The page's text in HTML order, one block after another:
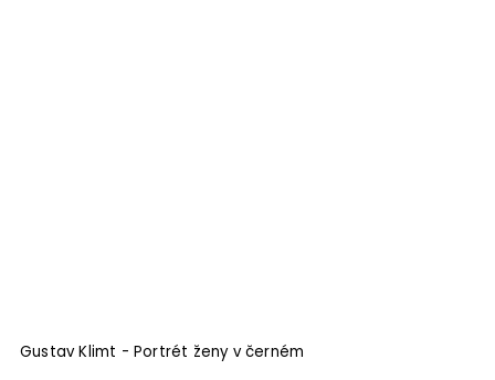
Gustav Klimt - Portrét ženy v černém